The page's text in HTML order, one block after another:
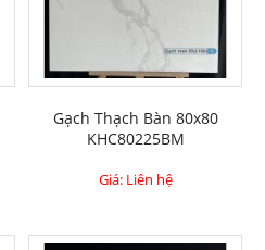
Gạch Thạch Bàn 80x80
KHC80225BM
Giá: Liên hệ